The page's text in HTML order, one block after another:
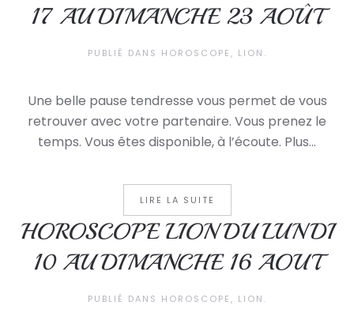
17 AU DIMANCHE 23 AOÛT
PUBLIÉ DANS HOROSCOPE, LION .
Une belle pause tendresse vous permet de vous
retrouver avec votre partenaire. Vous prenez le
temps. Vous êtes disponible, à l’écoute. Plus...
LIRE LA SUITE
HOROSCOPE LION DU LUNDI
10 AU DIMANCHE 16 AOUT
PUBLIÉ DANS HOROSCOPE, LION .